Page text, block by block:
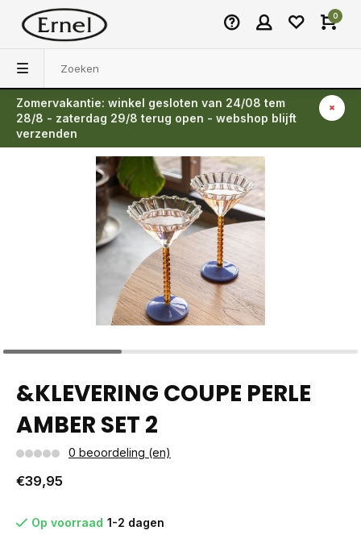
0
Zomervakantie: winkel gesloten van 24/08 tem
28/8 - zaterdag 29/8 terug open - webshop blijft
verzenden
Terug
&KLEVERING COUPE PERLE
AMBER SET 2
0 beoordeling (en)
€39,95
Op voorraad 1-2 dagen